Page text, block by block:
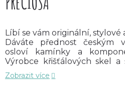
Líbí se vám originální,
Dáváte přednost českým
osloví kamínky a
Výrobce křišťálových skel
nad Nisou. Historie
Čechách sahá už do
Zobrazit více